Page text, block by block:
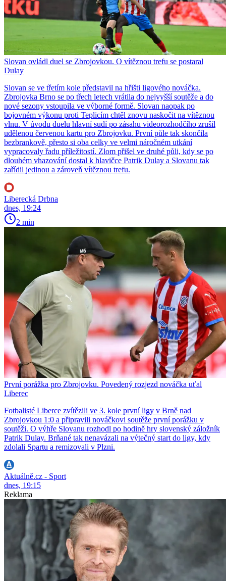
Slovan ovládl duel se Zbrojovkou. O vítěznou trefu se postaral
Dulay
Slovan se ve třetím kole představil na hřišti ligového nováčka.
Zbrojovka Brno se po třech letech vrátila do nejvyšší soutěže a do
nové sezony vstoupila ve výborné formě. Slovan naopak po
bojovném výkonu proti Teplicím chtěl znovu naskočit na vítěznou
vlnu. V úvodu duelu hlavní sudí po zásahu videorozhodčího zrušil
udělenou červenou kartu pro Zbrojovku. První půle tak skončila
bezbrankově, přesto si oba celky ve velmi náročném utkání
vypracovaly řadu příležitostí. Zlom přišel ve druhé půli, kdy se po
dlouhém vhazování dostal k hlavičce Patrik Dulay a Slovanu tak
zařídil jedinou a zároveň vítěznou trefu.
Liberecká Drbna
dnes, 19:24
2 min
První porážka pro Zbrojovku. Povedený rozjezd nováčka uťal
Liberec
Fotbalisté Liberce zvítězili ve 3. kole první ligy v Brně nad
Zbrojovkou 1:0 a připravili nováčkovi soutěže první porážku v
soutěži. O výhře Slovanu rozhodl po hodině hry slovenský záložník
Patrik Dulay. Brňané tak nenavázali na výtečný start do ligy, kdy
zdolali Spartu a remizovali v Plzni.
Aktuálně.cz - Sport
dnes, 19:15
Reklama